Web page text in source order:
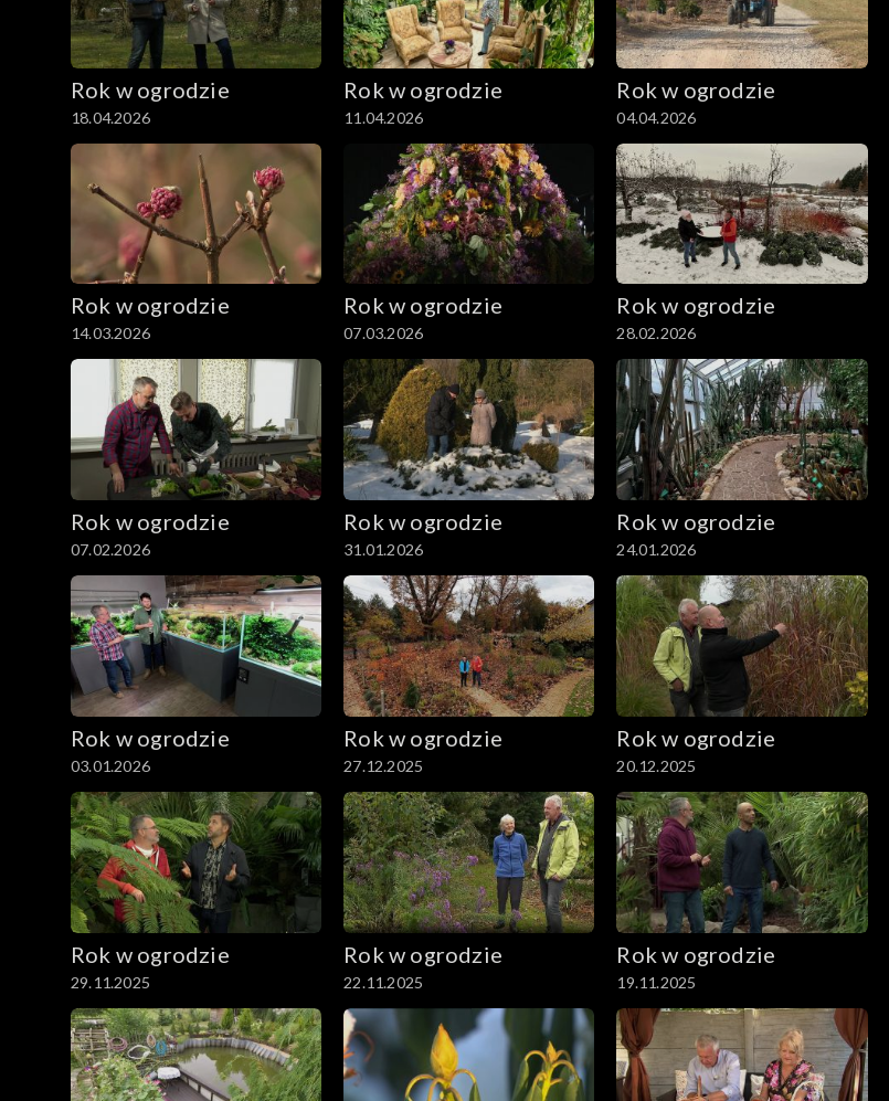
Rok w ogrodzie
18.04.2026
Rok w ogrodzie
11.04.2026
Rok w ogrodzie
04.04.2026
Rok w ogrodzie
14.03.2026
Rok w ogrodzie
07.03.2026
Rok w ogrodzie
28.02.2026
Rok w ogrodzie
07.02.2026
Rok w ogrodzie
31.01.2026
Rok w ogrodzie
24.01.2026
Rok w ogrodzie
03.01.2026
Rok w ogrodzie
27.12.2025
Rok w ogrodzie
20.12.2025
Rok w ogrodzie
29.11.2025
Rok w ogrodzie
22.11.2025
Rok w ogrodzie
19.11.2025